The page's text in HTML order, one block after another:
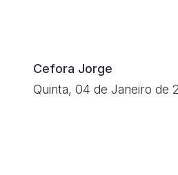
Cefora Jorge
Quinta, 04 de Janeiro de